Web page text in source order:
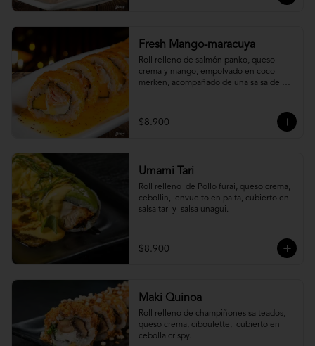
Fresh Mango-maracuya
Roll relleno de salmón panko, queso
crema y mango, empolvado en coco -
merken, acompañado de una salsa de
$8.900
Umami Tari
Roll relleno  de Pollo furai, queso crema,
cebollin,  envuelto en palta, cubierto en
salsa tari y  salsa unagui.
$8.900
Maki Quinoa
​Roll relleno de champiñones salteados,
queso crema, ciboulette,  cubierto en
cebolla crispy.